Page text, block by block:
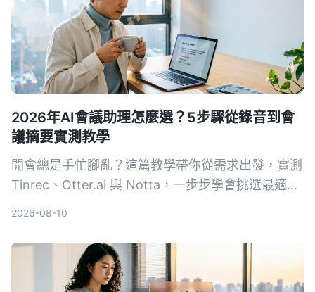
2026年AI會議助理怎麼選？5步驟從錄音到會
議摘要實測教學
開會總是手忙腳亂？這篇教學帶你從需求出發，實測
Tinrec、Otter.ai 與 Notta，一步步學會挑選最適合
2026-08-10